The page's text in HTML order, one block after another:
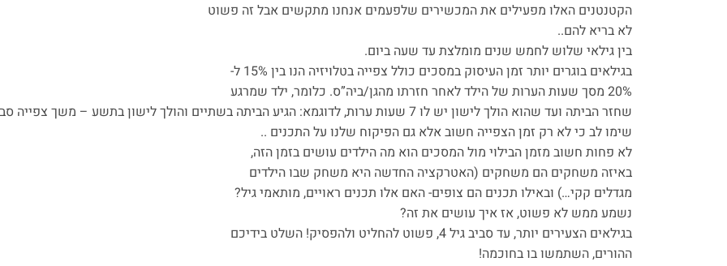
הקטנטנים האלו מפעילים את המכשירים שלפעמים אנחנו מתקשים אבל זה פשוט
לא בריא להם..
בין גילאי שלוש לחמש שנים מומלצת עד שעה ביום.
בגילאים בוגרים יותר זמן העיסוק במסכים כולל צפייה בטלויזיה הנו בין 15% ל-
20% מסך שעות הערות של הילד לאחר חזרתו מהגן/ביה”ס. כלומר, ילד שמרגע
שחזר הביתה ועד שהוא הולך לישון יש לו 7 שעות ערות, לדוגמא: הגיע הביתה בשתיים והולך לישון בתשע – משך צפייה סביר הוא עד שעה ועשרים ביום.
שימו לב כי לא רק זמן הצפייה חשוב אלא גם הפיקוח שלנו על התכנים ..
לא פחות חשוב מזמן הבילוי מול המסכים הוא מה הילדים עושים בזמן הזה,
באיזה משחקים הם משחקים (האטרקציה החדשה היא משחק שבו הילדים
מגדלים קקי…) ובאילו תכנים הם צופים- האם אלו תכנים ראויים, מותאמי גיל?
נשמע ממש לא פשוט, אז איך עושים את זה?
בגילאים הצעירים יותר, עד סביב גיל 4, פשוט להחליט ולהפסיק! השלט בידיכם
ההורים, השתמשו בו בחוכמה!